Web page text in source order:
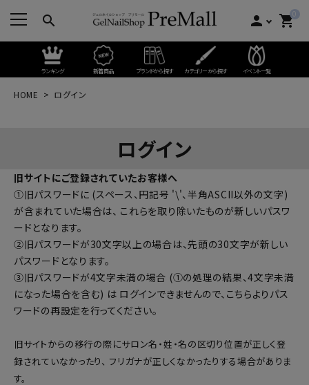
search person 0
shopping_cart
ランキング 新着商品 ブランドから探す カテゴリーから探す イベント一覧
HOME ログイン
ログイン
旧サイトにご登録されていたお客様へ
①旧パスワードに (スペース、円記号 '\'、半角ASCII以外の文字)
が含まれていた場合は、 これらを取り除いたものが新しいパスワ
ードとなります。
②旧パスワードが30文字以上の場合は、先頭の30文字が新しい
パスワードとなります。
③旧パスワードが4文字未満の場合 (①の処理の結果、4文字未満
になった場合を含む) は ログインできませんので、 こちらよりパス
ワードの再設定を行ってください。
旧サイトからの移行の際にサロン名・姓・名の区切り位置が正しく登
録されていなかったり、 フリガナが正しくなかったりする場合がありま
す。